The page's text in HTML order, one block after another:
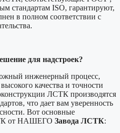
стандартам ISO, гарантируют,
в полном соответствии с
для надстроек?
инженерный процесс,
качества и точности
ЛСТК производятся
что дает вам уверенность
Вот основные
от НАШЕГО Завода ЛСТК: